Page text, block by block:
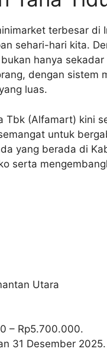
terbesar di
sehari-hari kita.
hanya
dengan sistem
luas.
Tbk (Alfamart) kini
untuk
yang berada di
serta
Utara
– Rp5.700.000.
31 Desember 2025.